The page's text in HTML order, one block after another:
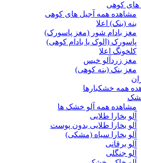
های کوهی
مشاهده همه آجیل های کوهی
بنه (بنک) اعلا
مغز بادام شور (مغز پاسورک)
پاسورک (الوک یا بادام کوهی)
کلخونگ اعلا
مغز زردآلو خیس
مغز بنک (بنه کوهی)
همه خشکبارها
مشاهده همه آلو خشک ها
آلو بخارا طلایی
آلو بخارا طلایی بدون پوست
آلو بخارا سیاه (مشکی)
آلو برقانی
آلو جنگلی